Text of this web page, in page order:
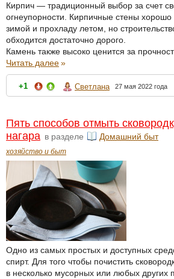
Кирпич — традиционный выбор за счет
огнеупорности. Кирпичные стены
зимой и прохладу летом, но
обходится достаточно дорого.
Камень также высоко ценится за
Читать далее»
+1 Светлана 27 мая 2022 года
Пять способов отмыть
нагара в разделе Домашний быт
хозяйство и быт
Одно из самых простых и доступных
спирт. Для того чтобы почистить
в несколько мусорных или любых других